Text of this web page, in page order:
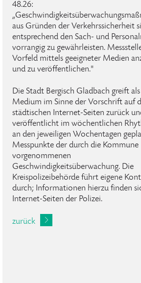
48.26:
aus Gründen der Verkehrssicherheit
entsprechend den Sach- und
vorrangig zu gewährleisten.
Vorfeld mittels geeigneter Medien
und zu veröffentlichen."
Die Stadt Bergisch Gladbach greift
Medium im Sinne der Vorschrift auf
städtischen Internet-Seiten zurück
veröffentlicht im wöchentlichen
an den jeweiligen Wochentagen
Messpunkte der durch die Kommune
vorgenommenen
Geschwindigkeitsüberwachung. Die
Kreispolizeibehörde führt eigene
durch; Informationen hierzu finden
Internet-Seiten der Polizei.
zurück